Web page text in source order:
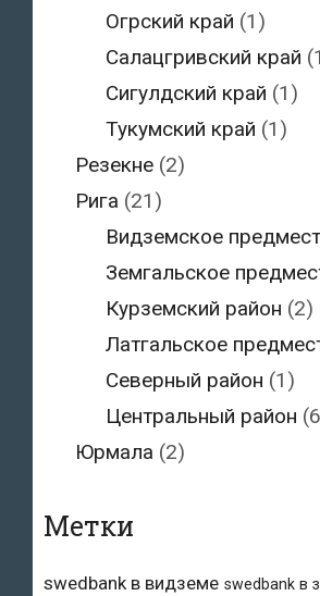
Огрский край (1)
Салацгривский край
Сигулдский край (1)
Тукумский край (1)
Резекне(2)
Рига (21)
Видземское
Земгальское
Курземский район (2)
Латгальское
Северный район (1)
Центральный район
Юрмала (2)
Метки
swedbank в видземе swedbank в